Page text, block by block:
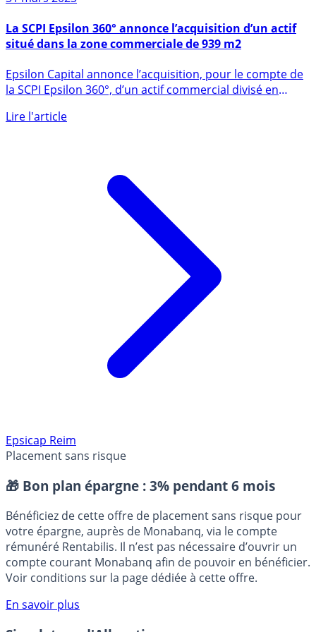
La SCPI Epsilon 360° annonce l’acquisition d’un actif
Epsilon Capital annonce l’acquisition, pour le compte de
la SCPI Epsilon 360°, d’un actif commercial divisé en
quatre (...)
Epsicap Reim
Placement sans risque
🎁 Bon plan épargne : 3% pendant 6 mois
Bénéficiez de cette offre de placement sans risque pour
votre épargne, auprès de Monabanq, via le compte
rémunéré Rentabilis. Il n’est pas nécessaire d’ouvrir un
compte courant Monabanq afin de pouvoir en bénéficier.
Voir conditions sur la page dédiée à cette offre.
En savoir plus